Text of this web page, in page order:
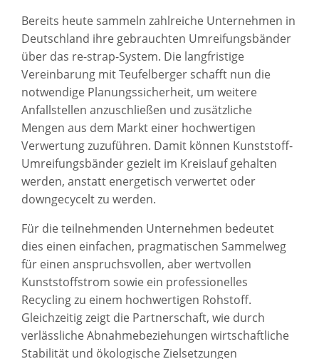
Bereits heute sammeln zahlreiche Unternehmen in
Deutschland ihre gebrauchten Umreifungsbänder
über das re-strap-System. Die langfristige
Vereinbarung mit Teufelberger schafft nun die
notwendige Planungssicherheit, um weitere
Anfallstellen anzuschließen und zusätzliche
Mengen aus dem Markt einer hochwertigen
Verwertung zuzuführen. Damit können Kunststoff-
Umreifungsbänder gezielt im Kreislauf gehalten
werden, anstatt energetisch verwertet oder
downgecycelt zu werden.
Für die teilnehmenden Unternehmen bedeutet
dies einen einfachen, pragmatischen Sammelweg
für einen anspruchsvollen, aber wertvollen
Kunststoffstrom sowie ein professionelles
Recycling zu einem hochwertigen Rohstoff.
Gleichzeitig zeigt die Partnerschaft, wie durch
verlässliche Abnahmebeziehungen wirtschaftliche
Stabilität und ökologische Zielsetzungen